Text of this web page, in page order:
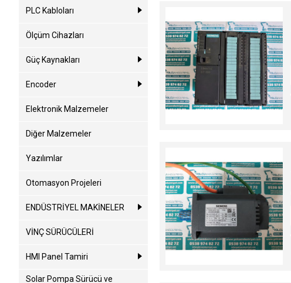
PLC Kabloları
Ölçüm Cihazları
Güç Kaynakları
Encoder
Elektronik Malzemeler
Diğer Malzemeler
Yazılımlar
Otomasyon Projeleri
ENDÜSTRİYEL MAKİNELER
VİNÇ SÜRÜCÜLERİ
HMI Panel Tamiri
Solar Pompa Sürücü ve